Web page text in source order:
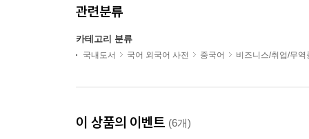
관련분류
카테고리 분류
국내도서 국어 외국어 사전 중국어 비즈니스/취업/무역
이 상품의 이벤트 (6개)